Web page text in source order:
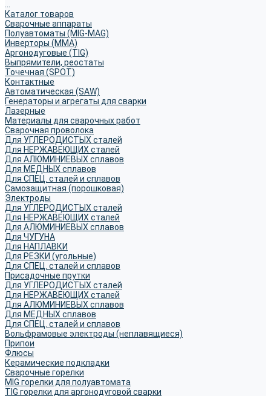
Каталог товаров
Сварочные аппараты
Полуавтоматы (MIG-MAG)
Инверторы (MMA)
Аргонодуговые (TIG)
Выпрямители, реостаты
Точечная (SPOT)
Контактные
Автоматическая (SAW)
Генераторы и агрегаты для сварки
Лазерные
Материалы для сварочных работ
Сварочная проволока
Для УГЛЕРОДИСТЫХ сталей
Для НЕРЖАВЕЮЩИХ сталей
Для АЛЮМИНИЕВЫХ сплавов
Для МЕДНЫХ сплавов
Для СПЕЦ. сталей и сплавов
Самозащитная (порошковая)
Электроды
Для УГЛЕРОДИСТЫХ сталей
Для НЕРЖАВЕЮЩИХ сталей
Для АЛЮМИНИЕВЫХ сплавов
Для ЧУГУНА
Для НАПЛАВКИ
Для РЕЗКИ (угольные)
Для СПЕЦ. сталей и сплавов
Присадочные прутки
Для УГЛЕРОДИСТЫХ сталей
Для НЕРЖАВЕЮЩИХ сталей
Для АЛЮМИНИЕВЫХ сплавов
Для МЕДНЫХ сплавов
Для СПЕЦ. сталей и сплавов
Вольфрамовые электроды (неплавящиеся)
Припои
Флюсы
Керамические подкладки
Сварочные горелки
MIG горелки для полуавтомата
TIG горелки для аргонодуговой сварки